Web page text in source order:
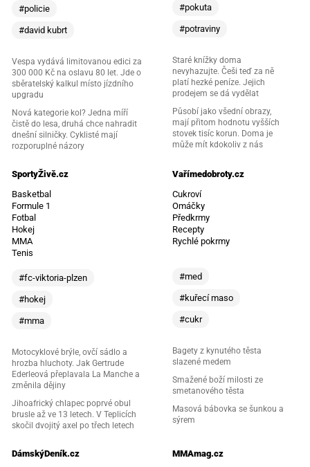
#policie
#david kubrt
Vespa vydává limitovanou edici za
300 000 Kč na oslavu 80 let. Jde o
sběratelský kalkul místo jízdního
upgradu
Nová kategorie kol? Jedna míří
čistě do lesa, druhá chce nahradit
dnešní silničky. Cyklisté mají
rozporuplné názory
#pokuta
#potraviny
Staré knížky doma
nevyhazujte. Češi teď za ně
platí hezké peníze. Jejich
prodejem se dá vydělat
Působí jako všední obrazy,
mají přitom hodnotu vyšších
stovek tisíc korun. Doma je
může mít kdokoliv z nás
SportyŽivě.cz
Basketbal
Formule 1
Fotbal
Hokej
MMA
Tenis
#fc-viktoria-plzen
#hokej
#mma
Motocyklové brýle, ovčí sádlo a
hrozba hluchoty. Jak Gertrude
Ederleová přeplavala La Manche a
změnila dějiny
Jihoafrický chlapec poprvé obul
brusle až ve 13 letech. V Teplicích
skočil dvojitý axel po třech letech
Vařímedobroty.cz
Cukroví
Omáčky
Předkrmy
Recepty
Rychlé pokrmy
#med
#kuřecí maso
#cukr
Bagety z kynutého těsta
slazené medem
Smažené boží milosti ze
smetanového těsta
Masová bábovka se šunkou a
sýrem
DámskýDeník.cz
MMAmag.cz